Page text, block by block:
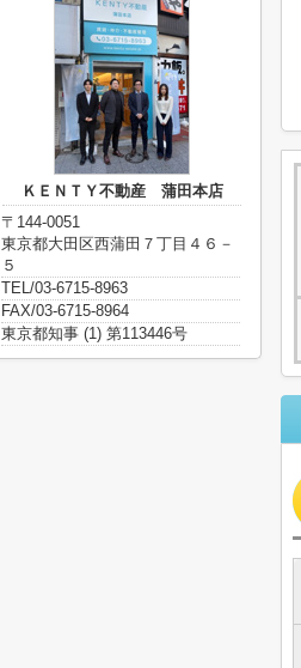
ＫＥＮＴＹ不動産 蒲田本店
〒144-0051
東京都大田区西蒲田７丁目４６－
５
TEL/03-6715-8963
FAX/03-6715-8964
東京都知事 (1) 第113446号